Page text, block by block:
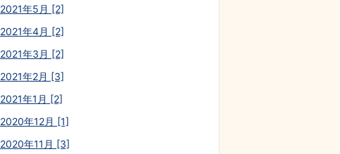
2021年5月 [2]
2021年4月 [2]
2021年3月 [2]
2021年2月 [3]
2021年1月 [2]
2020年12月 [1]
2020年11月 [3]